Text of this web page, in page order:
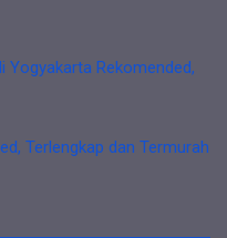
Yogyakarta Rekomended,
Terlengkap dan Termurah